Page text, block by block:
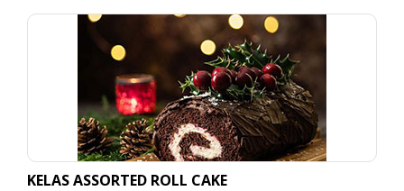
KELAS ASSORTED ROLL CAKE